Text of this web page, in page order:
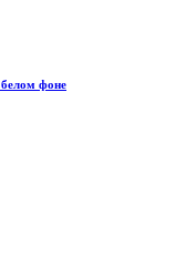
фоне